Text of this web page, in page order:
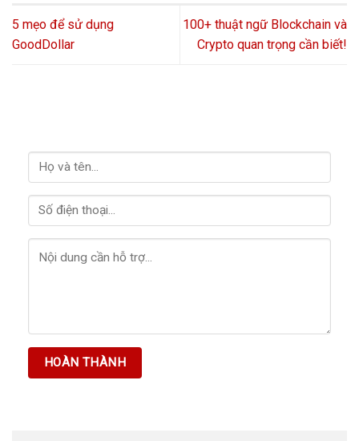
5 mẹo để sử dụng
GoodDollar
100+ thuật ngữ Blockchain và
Crypto quan trọng cần biết!